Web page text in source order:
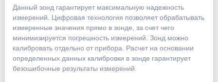
Данный зонд гарантирует максимальную надежность
измерений. Цифровая технология позволяет обрабатывать
измеренные значения прямо в зонде, за счет чего
минимизируется погрешность измерений. Зонд можно
калибровать отдельно от прибора. Расчет на основании
определенных данных калибровки в зонде гарантирует
безошибочные результаты измерений.